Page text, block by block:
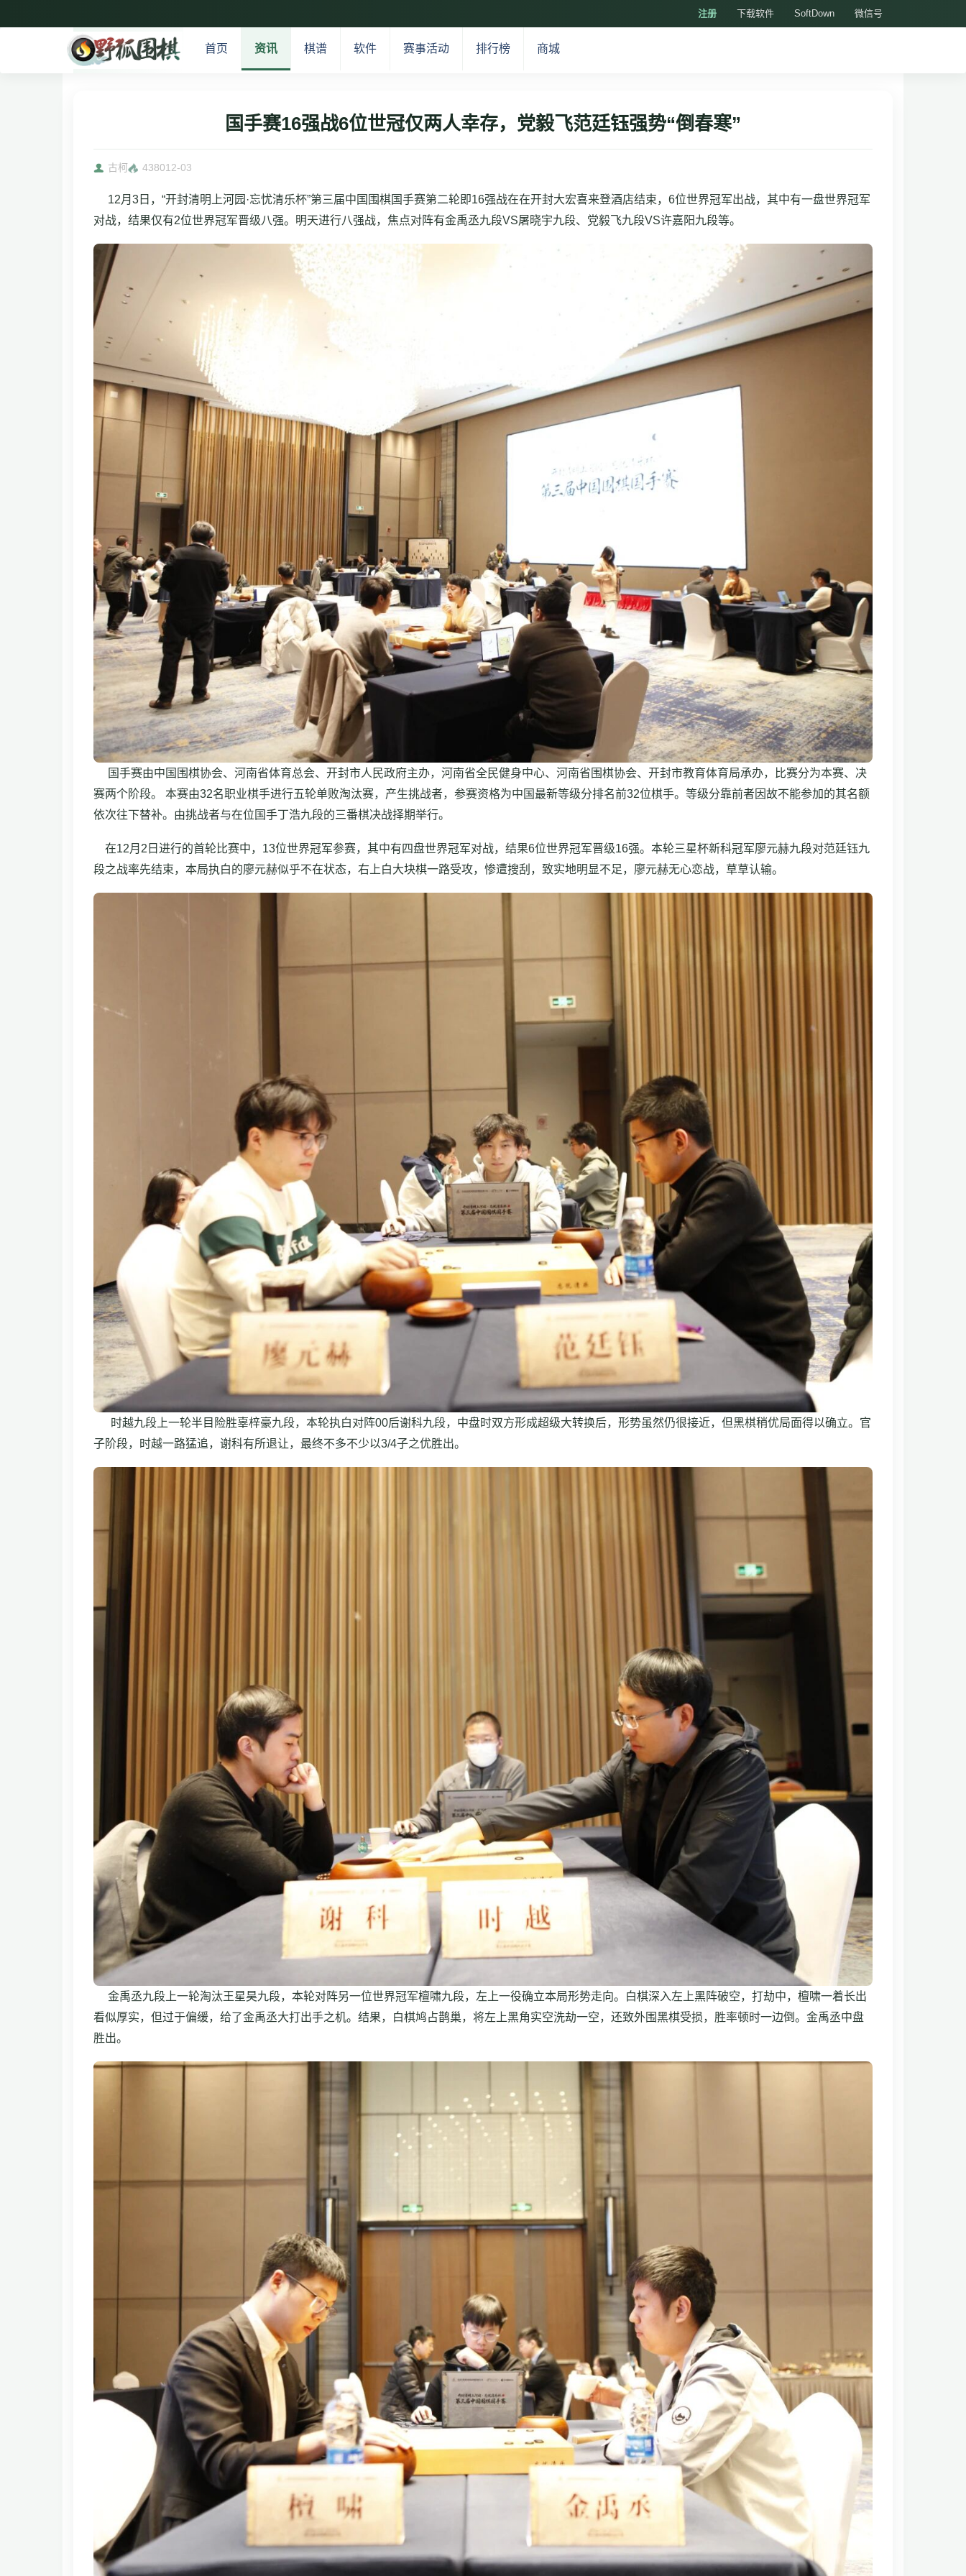
注册 下载软件 SoftDown 微信号
首页 资讯 棋谱 软件 赛事活动 排行榜 商城
国手赛16强战6位世冠仅两人幸存，党毅飞范廷钰强势“倒春寒”
古柯 438012-03
12月3日，“开封清明上河园·忘忧清乐杯”第三届中国围棋国手赛第二轮即16强战在在开封大宏喜来登酒店结束，6位世界冠军出战，其中有一盘世界冠军
对战，结果仅有2位世界冠军晋级八强。明天进行八强战，焦点对阵有金禹丞九段VS屠晓宇九段、党毅飞九段VS许嘉阳九段等。
国手赛由中国围棋协会、河南省体育总会、开封市人民政府主办，河南省全民健身中心、河南省围棋协会、开封市教育体育局承办，比赛分为本赛、决
赛两个阶段。 本赛由32名职业棋手进行五轮单败淘汰赛，产生挑战者，参赛资格为中国最新等级分排名前32位棋手。等级分靠前者因故不能参加的其名额
依次往下替补。由挑战者与在位国手丁浩九段的三番棋决战择期举行。
在12月2日进行的首轮比赛中，13位世界冠军参赛，其中有四盘世界冠军对战，结果6位世界冠军晋级16强。本轮三星杯新科冠军廖元赫九段对范廷钰九
段之战率先结束，本局执白的廖元赫似乎不在状态，右上白大块棋一路受攻，惨遭搜刮，致实地明显不足，廖元赫无心恋战，草草认输。
时越九段上一轮半目险胜辜梓豪九段，本轮执白对阵00后谢科九段，中盘时双方形成超级大转换后，形势虽然仍很接近，但黑棋稍优局面得以确立。官
子阶段，时越一路猛追，谢科有所退让，最终不多不少以3/4子之优胜出。
金禹丞九段上一轮淘汰王星昊九段，本轮对阵另一位世界冠军檀啸九段，左上一役确立本局形势走向。白棋深入左上黑阵破空，打劫中，檀啸一着长出
看似厚实，但过于偏缓，给了金禹丞大打出手之机。结果，白棋鸠占鹊巢，将左上黑角实空洗劫一空，还致外围黑棋受损，胜率顿时一边倒。金禹丞中盘
胜出。